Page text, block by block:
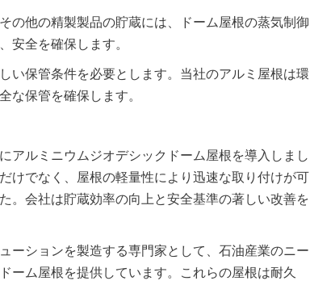
の他の精製製品の貯蔵には、ドーム屋根の蒸気制御
安全を確保します。
い保管条件を必要とします。当社のアルミ屋根は環
な保管を確保します。
アルミニウムジオデシックドーム屋根を導入しまし
けでなく、屋根の軽量性により迅速な取り付けが可
。会社は貯蔵効率の向上と安全基準の著しい改善を
ーションを製造する専門家として、石油産業のニー
ーム屋根を提供しています。これらの屋根は耐久